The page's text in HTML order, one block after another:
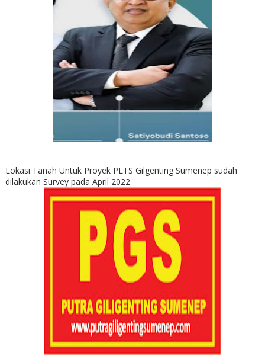
Lokasi Tanah Untuk Proyek PLTS Gilgenting Sumenep sudah
dilakukan Survey pada April 2022